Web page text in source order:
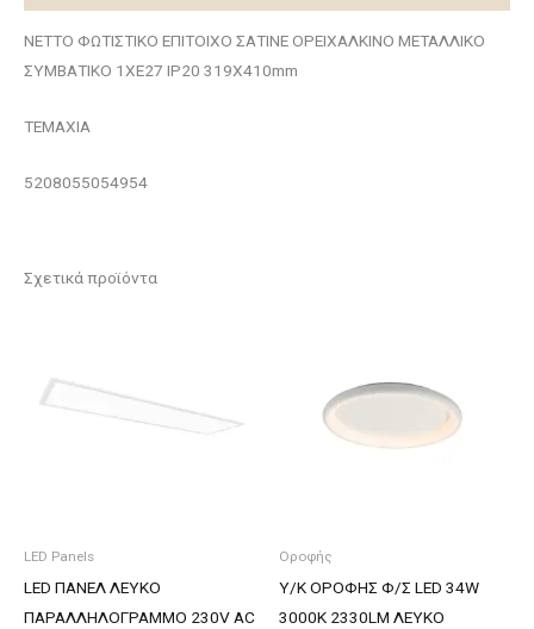
NETTO ΦΩΤΙΣΤΙΚΟ ΕΠΙΤΟΙΧΟ ΣΑΤΙΝΕ ΟΡΕΙΧΑΛΚΙΝΟ ΜΕΤΑΛΛΙΚΟ
ΣΥΜΒΑΤΙΚΟ 1ΧΕ27 IP20 319Χ410mm
ΤΕΜΑΧΙΑ
5208055054954
Σχετικά προϊόντα
LED Panels
LED ΠΑΝΕΛ ΛΕΥΚΟ
ΠΑΡΑΛΛΗΛΟΓΡΑΜΜΟ 230V AC
Οροφής
Υ/Κ ΟΡΟΦΗΣ Φ/Σ LED 34W
3000K 2330LM ΛΕΥΚΟ